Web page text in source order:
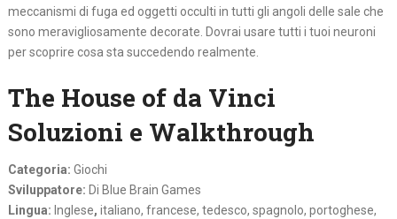
meccanismi di fuga ed oggetti occulti in tutti gli angoli delle sale che
sono meravigliosamente decorate. Dovrai usare tutti i tuoi neuroni
per scoprire cosa sta succedendo realmente.
The House of da Vinci
Soluzioni e Walkthrough
Categoria: Giochi
Sviluppatore: Di Blue Brain Games
Lingua: Inglese, italiano, francese, tedesco, spagnolo, portoghese,